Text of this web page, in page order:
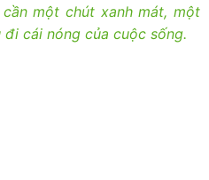
một chút xanh mát, một
cái nóng của cuộc sống.